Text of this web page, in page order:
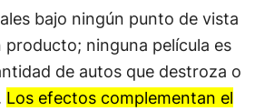
bajo ningún punto de vista
producto; ninguna película es
de autos que destroza o
Los efectos complementan el